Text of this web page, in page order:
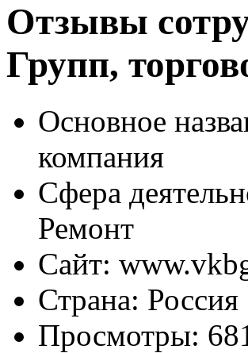
Отзывы
Групп,
Основное
компания
Сфера
Ремонт
Сайт:
Страна: Россия
Просмотры: